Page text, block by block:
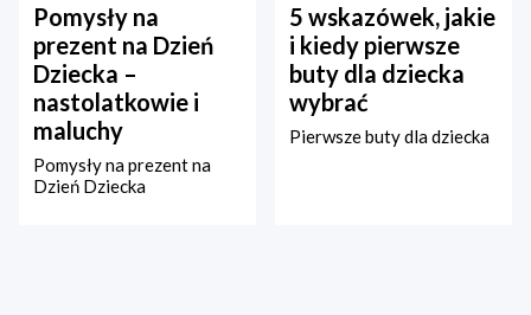
Pomysły na
prezent na Dzień
Dziecka –
nastolatkowie i
maluchy
Pomysły na prezent na
Dzień Dziecka
5 wskazówek, jakie
i kiedy pierwsze
buty dla dziecka
wybrać
Pierwsze buty dla dziecka